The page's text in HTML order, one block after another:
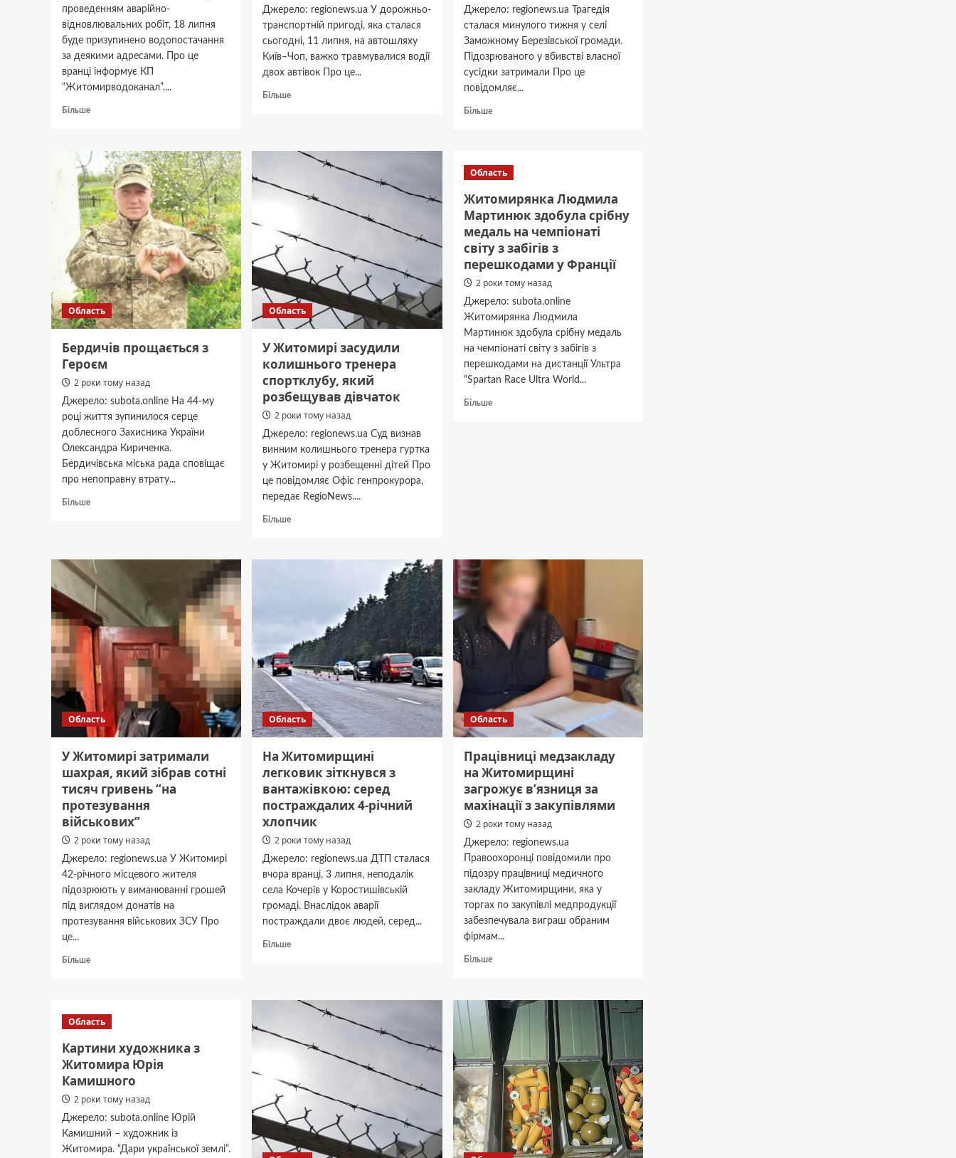
проведенням аварійно-
відновлювальних робіт, 18 липня
буде призупинено водопостачання
за деякими адресами. Про це
вранці інформує КП
“Житомирводоканал”....
БільшеДокладніше
Житомира
без
води
через
аварію
на
водогоні
Джерело: regionews.ua У дорожньо-
транспортній пригоді, яка сталася
сьогодні, 11 липня, на автошляху
Київ–Чоп, важко травмувалися водії
двох автівок Про це...
БільшеДокладніше
аварія
трасі
авто
у
реанімації
Джерело: regionews.ua Трагедія
сталася минулого тижня у селі
Заможному Березівської громади.
Підозрюваного у вбивстві власної
сусідки затримали Про це
повідомляє...
БільшеДокладніше
посварився
сусідкою
і
до
смерті
забив
її
молотком
Область
Бердичів прощається з
Героєм
2 роки тому назад
Джерело: subota.online На 44-му
році життя зупинилося серце
доблесного Захисника України
Олександра Кириченка.
Бердичівська міська рада сповіщає
про непоправну втрату...
БільшеДокладніше
Героєм
Область
У Житомирі засудили
колишнього тренера
спортклубу, який
розбещував дівчаток
2 роки тому назад
Джерело: regionews.ua Суд визнав
винним колишнього тренера гуртка
у Житомирі у розбещенні дітей Про
це повідомляє Офіс генпрокурора,
передає RegioNews....
БільшеДокладніше
Житомирі
розбещував
дівчаток
Область
Житомирянка Людмила
Мартинюк здобула срібну
медаль на чемпіонаті
світу з забігів з
перешкодами у Франції
2 роки тому назад
Джерело: subota.online
Житомирянка Людмила
Мартинюк здобула срібну медаль
на чемпіонаті світу з забігів з
перешкодами на дистанції Ультра
“Spartan Race Ultra World...
БільшеДокладніше
забігів
перешкодами
Франції
Область
У Житомирі затримали
шахрая, який зібрав сотні
тисяч гривень “на
протезування
військових”
2 роки тому назад
Джерело: regionews.ua У Житомирі
42-річного місцевого жителя
підозрюють у виманюванні грошей
під виглядом донатів на
протезування військових ЗСУ Про
це...
БільшеДокладніше
шахрая,
зібрав
сотні
тисяч
протезування
військових”
Область
На Житомирщині
легковик зіткнувся з
вантажівкою: серед
постраждалих 4-річний
хлопчик
2 роки тому назад
Джерело: regionews.ua ДТП сталася
вчора вранці, 3 липня, неподалік
села Кочерів у Коростишівській
громаді. Внаслідок аварії
постраждали двоє людей, серед...
БільшеДокладніше
зіткнувся
вантажівкою:
серед
постраждалих
річний
Область
Працівниці медзакладу
на Житомирщині
загрожує в’язниця за
махінації з закупівлями
2 роки тому назад
Джерело: regionews.ua
Правоохоронці повідомили про
підозру працівниці медичного
закладу Житомирщини, яка у
торгах по закупівлі медпродукції
забезпечувала виграш обраним
фірмам...
БільшеДокладніше
Житомирщині
загрожує
в’язниця
за
махінації
з
закупівлями
Область
Картини художника з
Житомира Юрія
Камишного
2 роки тому назад
Джерело: subota.online Юрій
Камишний – художник із
Житомира. “Дари української землі”.